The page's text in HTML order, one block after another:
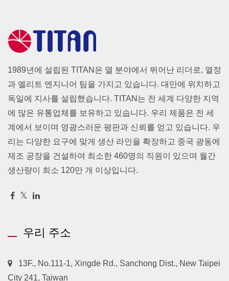
1989년에 설립된 TITAN은 열 분야에서 뛰어난 리더로, 열정
과 엘리트 엔지니어 팀을 가지고 있습니다. 대만에 위치하고
독일에 지사를 설립했습니다. TITAN는 전 세계 다양한 지역
에 많은 유통업체를 보유하고 있습니다. 우리 제품은 전 세
계에서 보이며 영광스러운 평판과 신뢰를 얻고 있습니다. 우
리는 다양한 요구에 맞게 생산 라인을 확장하고 중국 광동에
제조 공장을 건설하여 최소한 460명의 직원이 있으며 월간
생산량이 최소 120만 개 이상입니다.
우리 주소
13F., No.111-1, Xingde Rd., Sanchong Dist., New Taipei
City 241, Taiwan